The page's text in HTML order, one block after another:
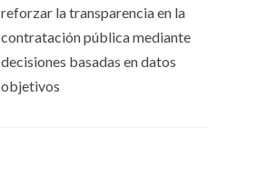
reforzar la transparencia en la
contratación pública mediante
decisiones basadas en datos
objetivos